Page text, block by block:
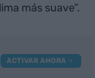
más suave”.
ACTIVAR AHORA